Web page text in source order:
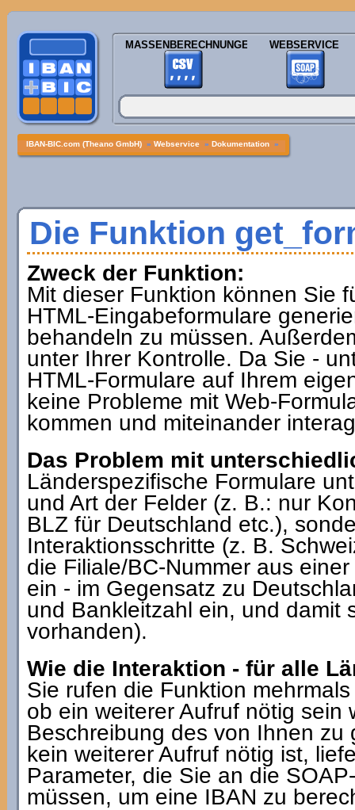
MASSENBERECHNUNGEN WEBSERVICE
IBAN-BIC.com (Theano GmbH) » Webservice » Dokumentation »
Die Funktion
Zweck der Funktion:
Mit dieser Funktion können Sie
HTML-Eingabeformulare
behandeln zu müssen.
unter Ihrer Kontrolle. Da Sie -
HTML-Formulare auf Ihrem
keine Probleme mit Web-
kommen und miteinander
Das Problem mit
Länderspezifische Formulare
und Art der Felder (z. B.: nur
BLZ für Deutschland etc.),
Interaktionsschritte (z. B.
die Filiale/BC-Nummer aus
ein - im Gegensatz zu
und Bankleitzahl ein, und damit
vorhanden).
Wie die Interaktion - für alle
Sie rufen die Funktion
ob ein weiterer Aufruf nötig sein
Beschreibung des von Ihnen zu
kein weiterer Aufruf nötig ist,
Parameter, die Sie an die
müssen, um eine IBAN zu